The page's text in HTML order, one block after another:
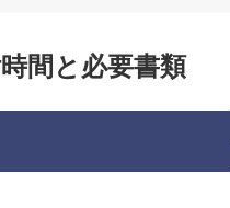
間と必要書類